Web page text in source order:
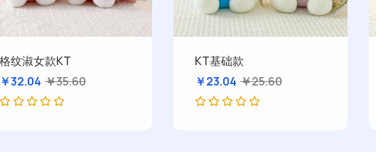
格纹淑女款KT
￥32.04 ￥35.60
KT基础款
￥23.04 ￥25.60